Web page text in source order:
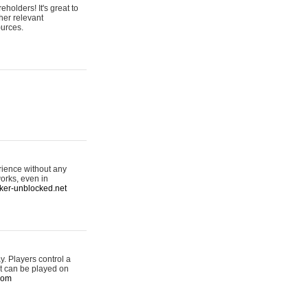
It's great to
relevant
without any
even in
unblocked.net
Players control a
can be played on